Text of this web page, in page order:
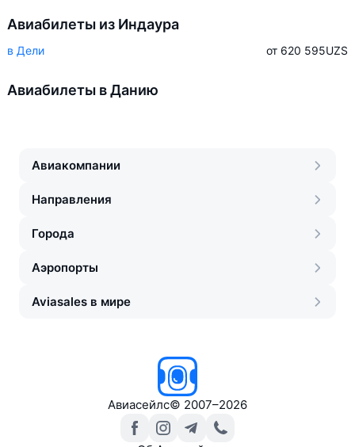
Авиабилеты из Индаура
в Дели от 620 595UZS
Авиабилеты в Данию
Авиакомпании
Направления
Города
Аэропорты
Aviasales в мире
Авиасейлс© 2007–2026